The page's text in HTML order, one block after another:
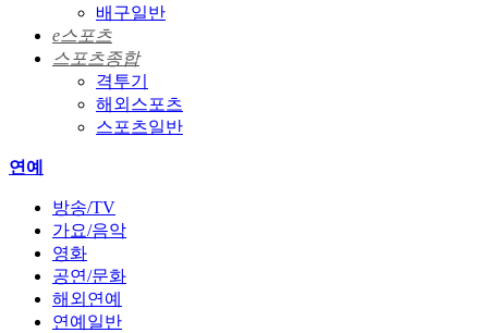
배구일반
e스포츠
스포츠종합
격투기
해외스포츠
스포츠일반
연예
방송/TV
가요/음악
영화
공연/문화
해외연예
연예일반